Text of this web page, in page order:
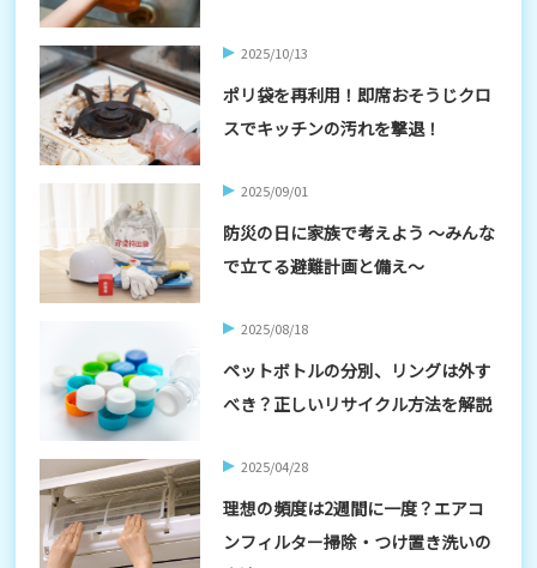
2025/10/13
ポリ袋を再利用！即席おそうじクロ
スでキッチンの汚れを撃退！
2025/09/01
防災の日に家族で考えよう ～みんな
で立てる避難計画と備え～
2025/08/18
ペットボトルの分別、リングは外す
べき？正しいリサイクル方法を解説
2025/04/28
理想の頻度は2週間に一度？エアコ
ンフィルター掃除・つけ置き洗いの